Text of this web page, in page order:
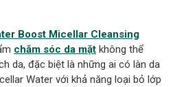
Boost Micellar Cleansing
chăm sóc da mặt không thể
da, đặc biệt là những ai có làn da
Water với khả năng loại bỏ lớp